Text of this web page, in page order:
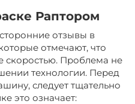
Раптором
отзывы в
отмечают, что
скоростью. Проблема не
технологии. Перед
следует тщательно
это означает: